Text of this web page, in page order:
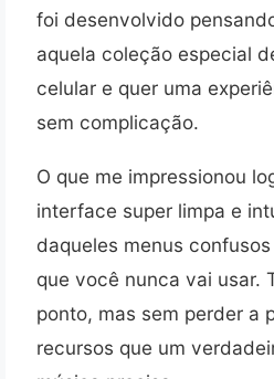
foi desenvolvido
aquela coleção especial
celular e quer uma
sem complicação.
O que me impressionou
interface super limpa e
daqueles menus
que você nunca vai usar.
ponto, mas sem perder a
recursos que um